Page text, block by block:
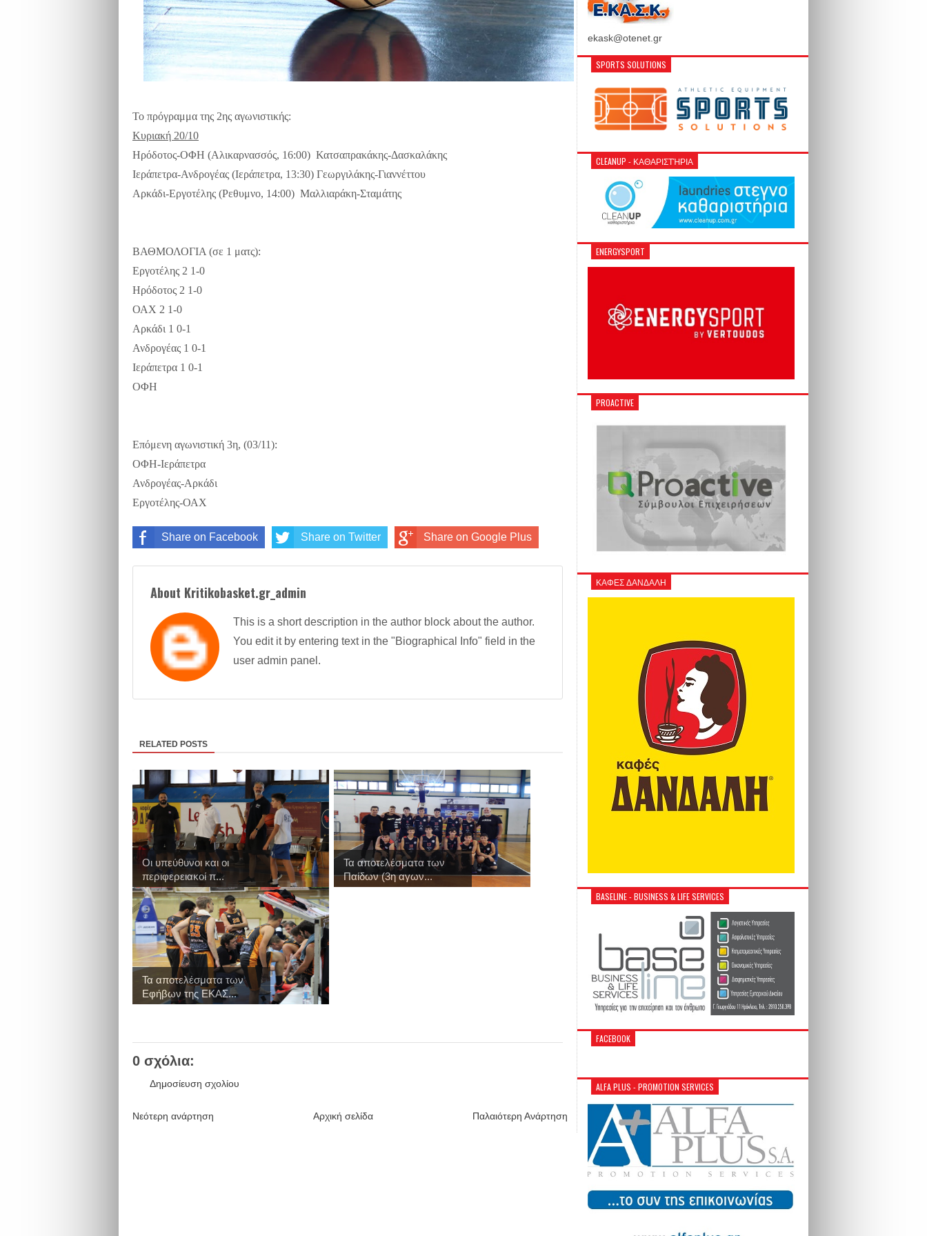
Το πρόγραμμα της 2ης αγωνιστικής:
Κυριακή 20/10
Ηρόδοτος-ΟΦΗ (Αλικαρνασσός, 16:00) Κατσαπρακάκης-Δασκαλάκης
Ιεράπετρα-Ανδρογέας (Ιεράπετρα, 13:30) Γεωργιλάκης-Γιαννέττου
Αρκάδι-Εργοτέλης (Ρεθυμνο, 14:00) Μαλλιαράκη-Σταμάτης
ΒΑΘΜΟΛΟΓΙΑ (σε 1 ματς):
Εργοτέλης 2 1-0
Ηρόδοτος 2 1-0
ΟΑΧ 2 1-0
Αρκάδι 1 0-1
Ανδρογέας 1 0-1
Ιεράπετρα 1 0-1
ΟΦΗ
Επόμενη αγωνιστική 3η, (03/11):
ΟΦΗ-Ιεράπετρα
Ανδρογέας-Αρκάδι
Εργοτέλης-ΟΑΧ
Share on Facebook Share on Twitter Share on Google Plus
About Kritikobasket.gr_admin
This is a short description in the author block about the author.
You edit it by entering text in the "Biographical Info" field in the
user admin panel.
RELATED POSTS
Οι υπεύθυνοι και οι
περιφερειακοί π...
Τα αποτελέσματα των
Παίδων (3η αγων...
Τα αποτελέσματα των
Εφήβων της ΕΚΑΣ...
0 σχόλια:
Δημοσίευση σχολίου
Νεότερη ανάρτηση Παλαιότερη Ανάρτηση
Αρχική σελίδα
ekask@otenet.gr
SPORTS SOLUTIONS
CLEANUP - ΚΑΘΑΡΙΣΤΉΡΙΑ
ENERGYSPORT
PROACTIVE
ΚΑΦΕΣ ΔΑΝΔΑΛΗ
BASELINE - BUSINESS & LIFE SERVICES
FACEBOOK
ALFA PLUS - PROMOTION SERVICES